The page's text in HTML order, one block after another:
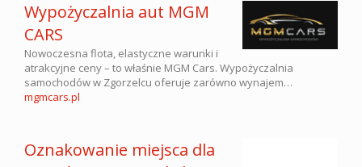
Wypożyczalnia aut MGM
CARS
Nowoczesna flota, elastyczne warunki i
atrakcyjne ceny – to właśnie MGM Cars. Wypożyczalnia
samochodów w Zgorzelcu oferuje zarówno wynajem…
mgmcars.pl
Oznakowanie miejsca dla